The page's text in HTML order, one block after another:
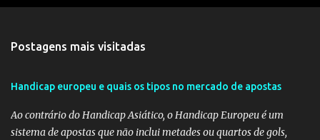
o
Postagens mais visitadas
Handicap europeu e quais os tipos no mercado de apostas
Ao contrário do Handicap Asiático, o Handicap Europeu é um
sistema de apostas que não inclui metades ou quartos de gols,